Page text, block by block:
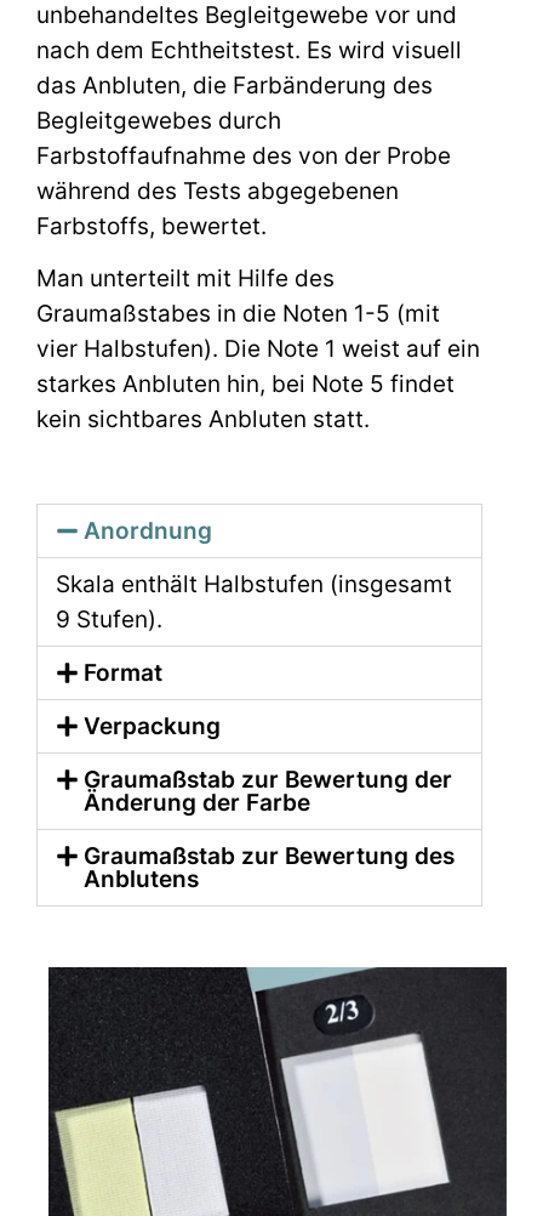
unbehandeltes Begleitgewebe vor und
nach dem Echtheitstest. Es wird visuell
das Anbluten, die Farbänderung des
Begleitgewebes durch
Farbstoffaufnahme des von der Probe
während des Tests abgegebenen
Farbstoffs, bewertet.
Man unterteilt mit Hilfe des
Graumaßstabes in die Noten 1-5 (mit
vier Halbstufen). Die Note 1 weist auf ein
starkes Anbluten hin, bei Note 5 findet
kein sichtbares Anbluten statt.
Anordnung
Skala enthält Halbstufen (insgesamt
9 Stufen).
Format
Verpackung
Graumaßstab zur Bewertung der
Änderung der Farbe
Graumaßstab zur Bewertung des
Anblutens